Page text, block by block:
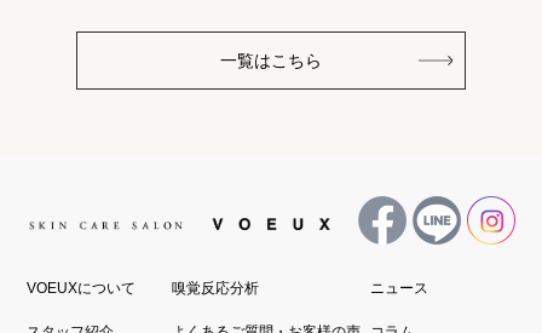
一覧はこちら
VOEUXについて 嗅覚反応分析 ニュース